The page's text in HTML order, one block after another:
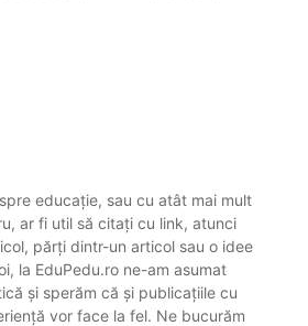
educație, sau cu atât mai mult
ar fi util să citați cu link, atunci
părți dintr-un articol sau o idee
la EduPedu.ro ne-am asumat
și sperăm că și publicațiile cu
vor face la fel. Ne bucurăm